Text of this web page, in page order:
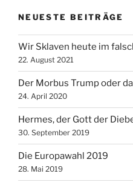
NEUESTE BEITRÄGE
Wir Sklaven heute im
22. August 2021
Der Morbus Trump oder
24. April 2020
Hermes, der Gott der
30. September 2019
Die Europawahl 2019
28. Mai 2019